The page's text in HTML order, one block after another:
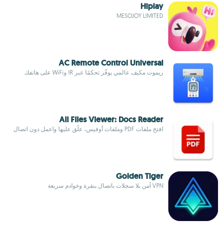
Hiplay
MESOJOY LIMITED
AC Remote Control Universal
ريموت مكيف عالمي يوفّر تحكمًا عبر IR وWiFi على هاتفك
All Files Viewer: Docs Reader
افتح ملفات PDF وملفات أوفيس، علّق عليها واعمل دون اتصال
Golden Tiger
VPN آمن بلا سجلات باتصال بنقرة وخوادم سريعة